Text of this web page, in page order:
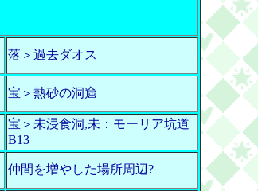
落＞過去ダオス
宝＞熱砂の洞窟
宝＞未浸食洞,未：モーリア坑道
B13
仲間を増やした場所周辺?